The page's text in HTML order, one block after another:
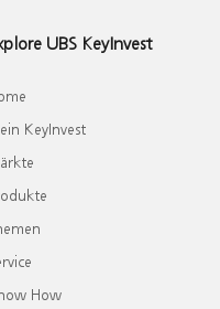
UBS KeyInvest
KeyInvest
How